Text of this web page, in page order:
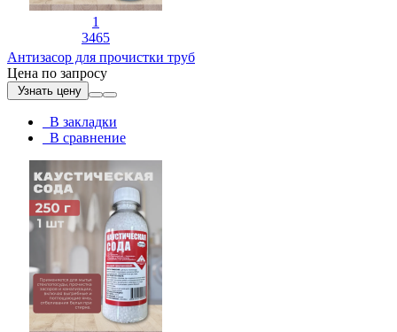
1
3465
Антизасор для прочистки труб
Цена по запросу
Узнать цену
В закладки
В сравнение